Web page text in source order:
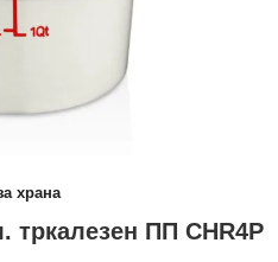
храна
тркалезен ПП CHR4P